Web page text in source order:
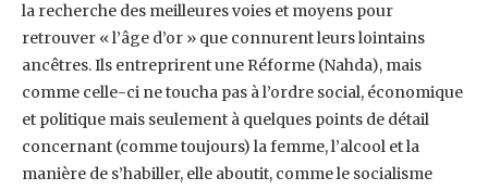
la recherche des meilleures voies et moyens pour
retrouver « l’âge d’or » que connurent leurs lointains
ancêtres. Ils entreprirent une Réforme (Nahda), mais
comme celle-ci ne toucha pas à l’ordre social, économique
et politique mais seulement à quelques points de détail
concernant (comme toujours) la femme, l’alcool et la
manière de s’habiller, elle aboutit, comme le socialisme